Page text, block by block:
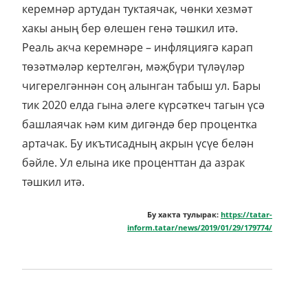
керемнәр артудан туктаячак, чөнки хезмәт
хакы аның бер өлешен генә тәшкил итә.
Реаль акча керемнәре – инфляциягә карап
төзәтмәләр кертелгән, мәҗбүри түләүләр
чигерелгәннән соң алынган табыш ул. Бары
тик 2020 елда гына әлеге күрсәткеч тагын үсә
башлаячак һәм ким дигәндә бер процентка
артачак. Бу икътисадның акрын үсүе белән
бәйле. Ул елына ике проценттан да азрак
тәшкил итә.
Бу хакта тулырак: https://tatar-
inform.tatar/news/2019/01/29/179774/